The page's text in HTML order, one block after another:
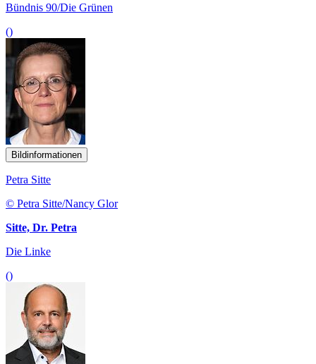
Bündnis 90/Die Grünen
()
Bildinformationen
Petra Sitte
© Petra Sitte/Nancy Glor
Sitte, Dr. Petra
Die Linke
()